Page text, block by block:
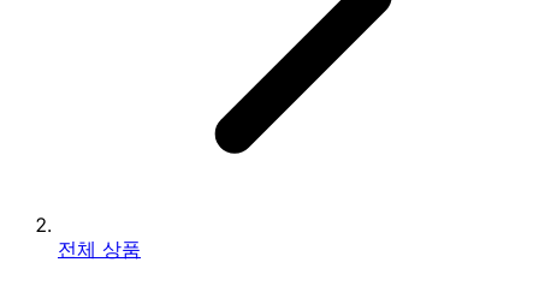
전체 상품